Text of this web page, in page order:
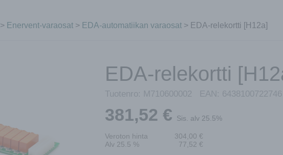
> Enervent-varaosat > EDA-automatiikan varaosat > EDA-relekortti [H12a]
EDA-relekortti
Tuotenro: M710600002 EAN: 6438100722746
381,52 € Sis. alv 25.5%
Veroton hinta 304,00 €
Alv 25.5 %
77,52 €